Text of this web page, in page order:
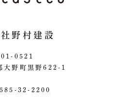
野村建設
0521
大野町黒野622-1
32-2200